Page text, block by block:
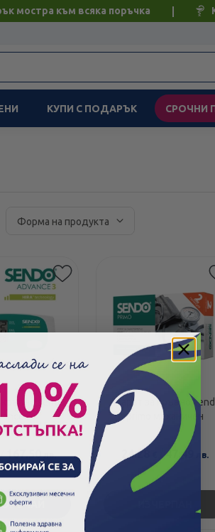
мостра към всяка поръчка
КУПИ С ПОДАРЪК СРОЧНИ
Форма на продукта
sendo
3
/167.50лв.
Апарат за кръвно
primo механичен
24.28 /47.49 лв.